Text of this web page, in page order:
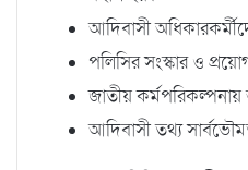
আদিবাসী
পলিসির সংস্কার ও
জাতীয়
আদিবাসী তথ্য